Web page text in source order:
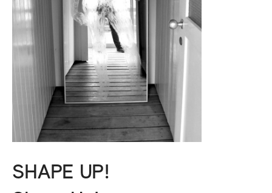
SHAPE UP!